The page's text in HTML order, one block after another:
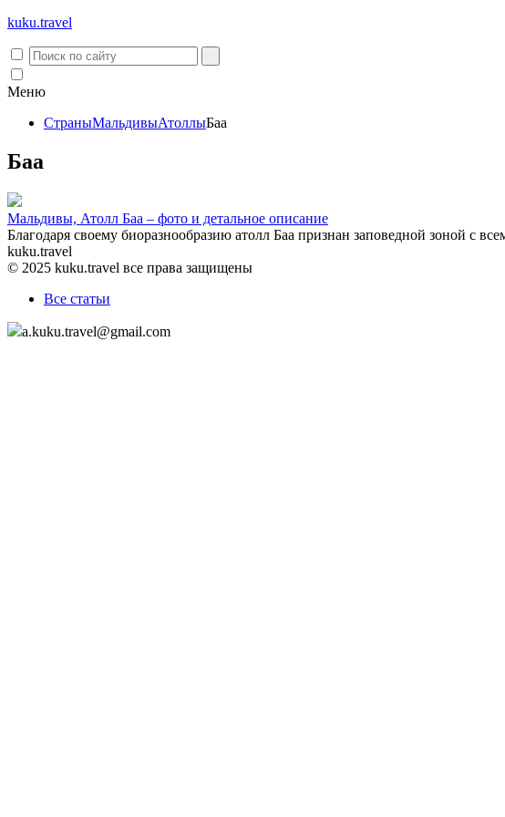
kuku.travel
Меню
СтраныМальдивыАтоллыБаа
Баа
Мальдивы, Атолл Баа – фото и детальное описание
Благодаря своему биоразнообразию атолл Баа признан заповедной зоной с
kuku.travel
© 2025 kuku.travel все права защищены
Все статьи
a.kuku.travel@gmail.com